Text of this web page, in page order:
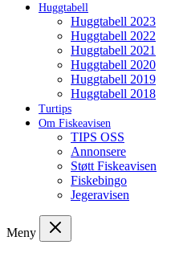
Huggtabell
Huggtabell 2023
Huggtabell 2022
Huggtabell 2021
Huggtabell 2020
Huggtabell 2019
Huggtabell 2018
Turtips
Om Fiskeavisen
TIPS OSS
Annonsere
Støtt Fiskeavisen
Fiskebingo
Jegeravisen
Meny